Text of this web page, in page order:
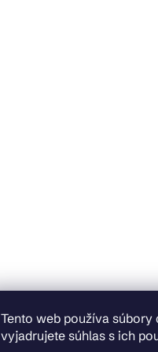
Tento web používa
vyjadrujete súhlas s ich